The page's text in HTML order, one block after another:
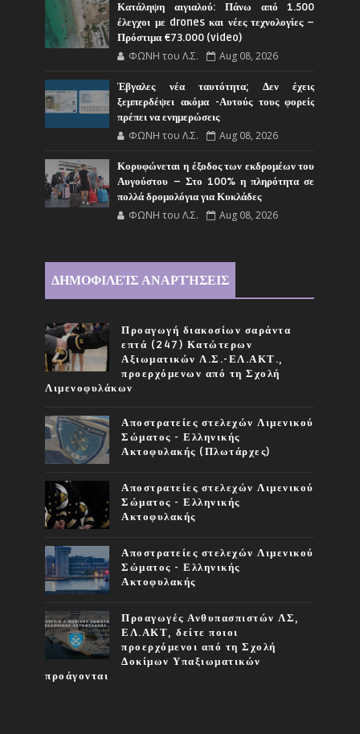
Κατάληψη αιγιαλού: Πάνω από 1.500
έλεγχοι με drones και νέες τεχνολογίες –
Πρόστιμα €73.000 (video)
ΦΩΝΗ του Λ.Σ. Aug 08, 2026
Έβγαλες νέα ταυτότητα; Δεν έχεις
ξεμπερδέψει ακόμα -Αυτούς τους φορείς
πρέπει να ενημερώσεις
ΦΩΝΗ του Λ.Σ. Aug 08, 2026
Κορυφώνεται η έξοδος των εκδρομέων του
Αυγούστου – Στο 100% η πληρότητα σε
πολλά δρομολόγια για Κυκλάδες
ΦΩΝΗ του Λ.Σ. Aug 08, 2026
ΔΗΜΟΦΙΛΕΊΣ ΑΝΑΡΤΉΣΕΙΣ
Προαγωγή διακοσίων σαράντα
επτά (247) Κατώτερων
Αξιωματικών Λ.Σ.-ΕΛ.ΑΚΤ.,
προερχόμενων από τη Σχολή
Λιμενοφυλάκων
Αποστρατείες στελεχών Λιμενικού
Σώματος - Ελληνικής
Ακτοφυλακής (Πλωτάρχες)
Αποστρατείες στελεχών Λιμενικού
Σώματος - Ελληνικής
Ακτοφυλακής
Αποστρατείες στελεχών Λιμενικού
Σώματος - Ελληνικής
Ακτοφυλακής
Προαγωγές Ανθυπασπιστών ΛΣ,
ΕΛ.ΑΚΤ, δείτε ποιοι
προερχόμενοι από τη Σχολή
Δοκίμων Υπαξιωματικών
προάγονται